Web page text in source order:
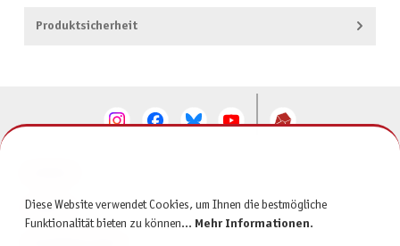
Produktsicherheit
SERVICE
Diese Website verwendet Cookies, um Ihnen die bestmögliche
Funktionalität bieten zu können... Mehr Informationen.